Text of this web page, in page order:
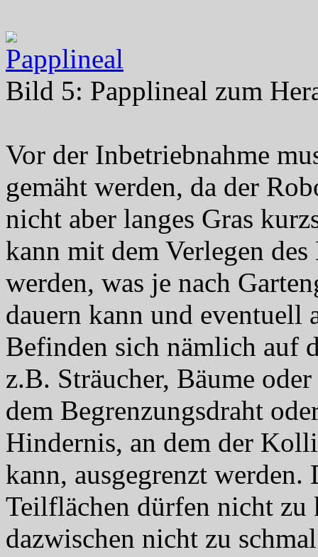
Bild 5: Papplineal zum
Vor der Inbetriebnahme
gemäht werden, da der
nicht aber langes Gras
kann mit dem Verlegen
werden, was je nach
dauern kann und eventuell
Befinden sich nämlich auf
z.B. Sträucher, Bäume
dem Begrenzungsdraht
Hindernis, an dem der
kann, ausgegrenzt werden.
Teilflächen dürfen nicht zu
dazwischen nicht zu